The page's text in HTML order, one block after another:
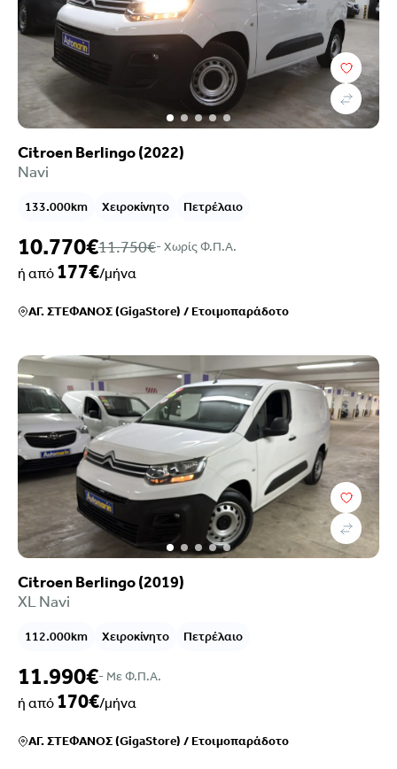
Citroen Berlingo (2022)
Navi
133.000km Χειροκίνητο Πετρέλαιο
10.770€11.750€- Xωρίς Φ.Π.Α.
ή από 177€/μήνα
ΑΓ. ΣΤΕΦΑΝΟΣ (GigaStore) /Ετοιμοπαράδοτο
Citroen Berlingo (2019)
XL Navi
112.000km Χειροκίνητο Πετρέλαιο
11.990€- Mε Φ.Π.Α.
ή από 170€/μήνα
ΑΓ. ΣΤΕΦΑΝΟΣ (GigaStore) /Ετοιμοπαράδοτο